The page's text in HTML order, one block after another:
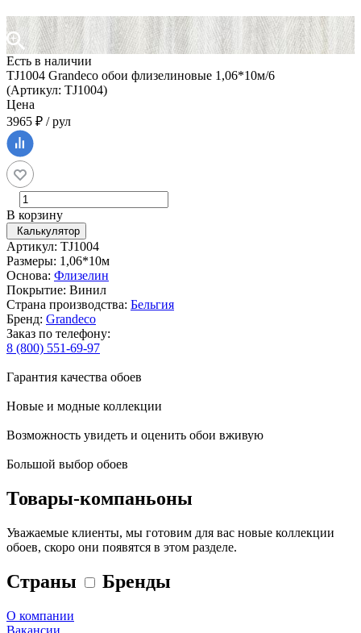
Есть в наличии
TJ1004 Grandeco обои флизелиновые 1,06*10м/6
(Артикул: TJ1004)
Цена
3965 ₽ / рул
В корзину
Калькулятор
Артикул: TJ1004
Размеры: 1,06*10м
Основа: Флизелин
Покрытие: Винил
Страна производства: Бельгия
Бренд: Grandeco
Заказ по телефону:
8 (800) 551-69-97
Гарантия качества обоев
Новые и модные коллекции
Возможность увидеть и оценить обои вживую
Большой выбор обоев
Товары-компаньоны
Уважаемые клиенты, мы готовим для вас новые коллекции
обоев, скоро они появятся в этом разделе.
Страны Бренды
О компании
Вакансии